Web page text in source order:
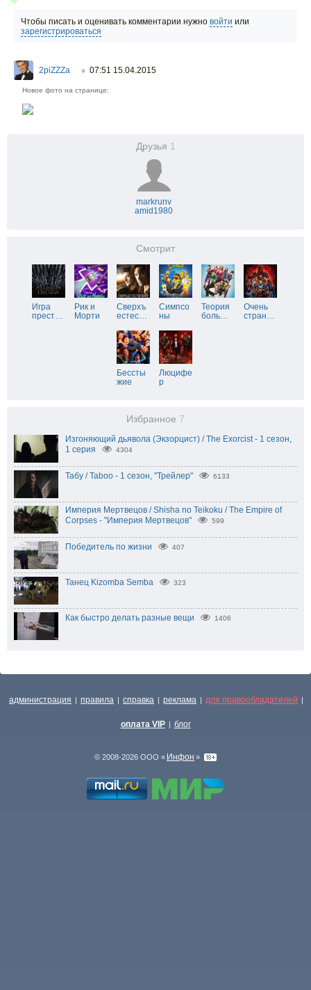
Чтобы писать и оценивать комментарии нужно войти или
зарегистрироваться
2piZZZa ○ 07:51 15.04.2015
Новое фото на странице:
Друзья 1
markrunv
amid1980
Смотрит
Игра
прест…
Рик и
Морти
Сверхъ
естес…
Симпсо
ны
Теория
боль…
Очень
стран…
Бессты
жие
Люцифе
р
Избранное 7
Изгоняющий дьявола (Экзорцист) / The Exorcist - 1 сезон,
1 серия
4304
Табу / Taboo - 1 сезон, "Трейлер" 6133
Империя Мертвецов / Shisha no Teikoku / The Empire of
Corpses - "Империя Мертвецов"
599
Победитель по жизни 407
Танец Kizomba Semba 323
Как быстро делать разные вещи 1406
администрация | правила | справка | реклама | для правообладателей |
оплата VIP | блог
© 2008-2026 ООО « Инфон »